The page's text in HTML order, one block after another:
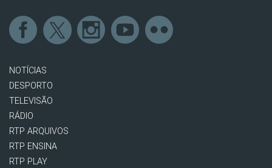
NOTÍCIAS
DESPORTO
TELEVISÃO
RÁDIO
RTP ARQUIVOS
RTP ENSINA
RTP PLAY